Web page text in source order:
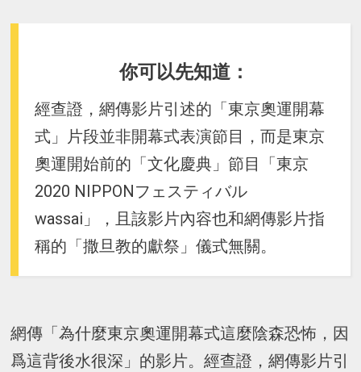
你可以先知道：
經查證，網傳影片引述的「東京奧運開幕
式」片段並非開幕式表演節目，而是東京
奧運開始前的「文化慶典」節目「東京
2020 NIPPONフェスティバル
wassai」，且該影片內容也和網傳影片指
稱的「撒旦教的獻祭」儀式無關。
網傳「為什麼東京奧運開幕式這麼陰森恐怖，因
爲這背後水很深」的影片。經查證，網傳影片引